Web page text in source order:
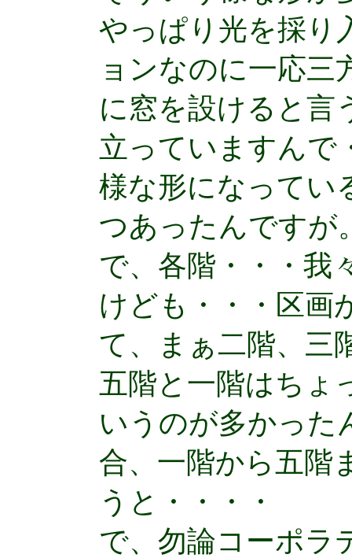
やっぱり光を採り
ョンなのに一応三
に窓を設けると言
立っていますんで
様な形になってい
つあったんですが
で、各階・・・我
けども・・・区画
て、まぁ二階、三
五階と一階はちょ
いうのが多かった
合、一階から五階
うと・・・・
で、勿論コーポラ